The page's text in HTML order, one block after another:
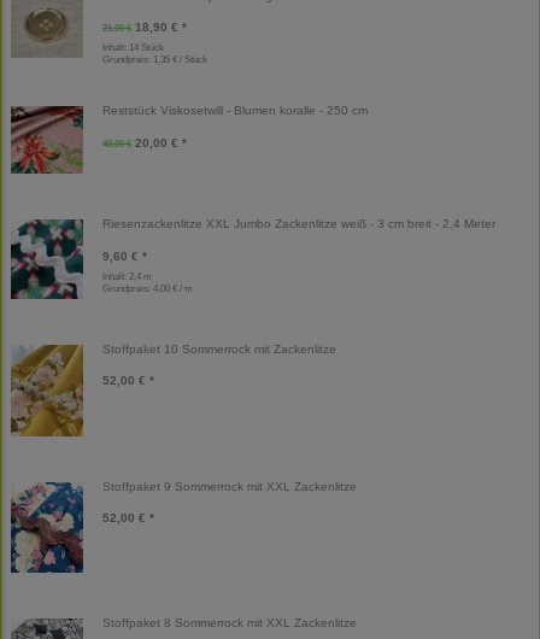
21,00 € 18,90 € *
Inhalt: 14 Stück
Grundpreis: 1,35 € / Stück
Reststück Viskosetwill - Blumen koralle - 250 cm
40,00 € 20,00 € *
Riesenzackenlitze XXL Jumbo Zackenlitze weiß - 3 cm breit - 2,4 Meter
9,60 € *
Inhalt: 2,4 m
Grundpreis: 4,00 € / m
Stoffpaket 10 Sommerrock mit Zackenlitze
52,00 € *
Stoffpaket 9 Sommerrock mit XXL Zackenlitze
52,00 € *
Stoffpaket 8 Sommerrock mit XXL Zackenlitze